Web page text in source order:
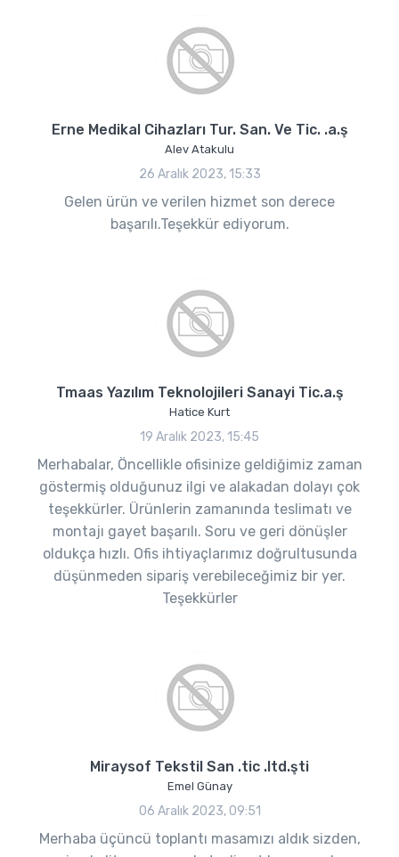
Erne Medikal Cihazları Tur. San. Ve Tic. .a.ş
Alev Atakulu
26 Aralık 2023, 15:33
Gelen ürün ve verilen hizmet son derece
başarılı.Teşekkür ediyorum.
Tmaas Yazılım Teknolojileri Sanayi Tic.a.ş
Hatice Kurt
19 Aralık 2023, 15:45
Merhabalar, Öncellikle ofisinize geldiğimiz zaman
göstermiş olduğunuz ilgi ve alakadan dolayı çok
teşekkürler. Ürünlerin zamanında teslimatı ve
montajı gayet başarılı. Soru ve geri dönüşler
oldukça hızlı. Ofis ihtiyaçlarımız doğrultusunda
düşünmeden sipariş verebileceğimiz bir yer.
Teşekkürler
Miraysof Tekstil San .tic .ltd.şti
Emel Günay
06 Aralık 2023, 09:51
Merhaba üçüncü toplantı masamızı aldık sizden,